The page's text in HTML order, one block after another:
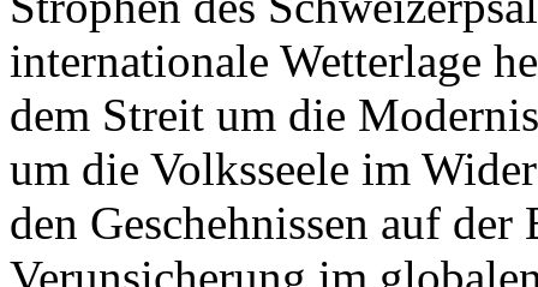
internationale Wetterlage
dem Streit um die
um die Volksseele im
den Geschehnissen auf
Verunsicherung im